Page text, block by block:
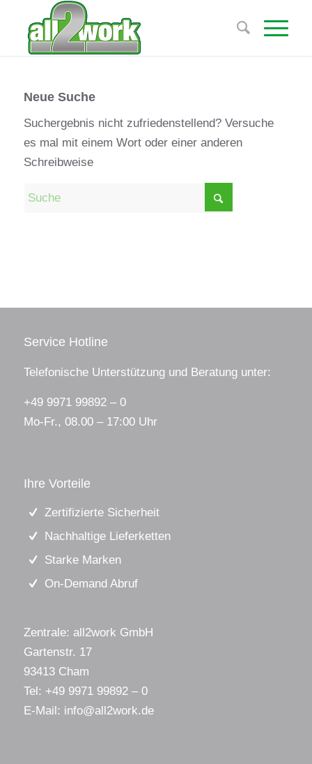
Neue Suche
Suchergebnis nicht zufriedenstellend? Versuche
es mal mit einem Wort oder einer anderen
Schreibweise
Service Hotline
Telefonische Unterstützung und Beratung unter:
+49 9971 99892 – 0
Mo-Fr., 08.00 – 17:00 Uhr
Ihre Vorteile
Zertifizierte Sicherheit
Nachhaltige Lieferketten
Starke Marken
On-Demand Abruf
Zentrale: all2work GmbH
Gartenstr. 17
93413 Cham
Tel: +49 9971 99892 – 0
E-Mail: info@all2work.de